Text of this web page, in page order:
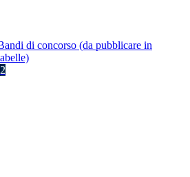
di concorso (da pubblicare in
2